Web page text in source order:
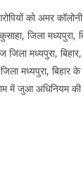
को अमर कॉलोनी
जिला मध्यपुरा,
जिला मध्यपुरा,
मध्यपुरा, बिहार
में जुआ अधिनियम